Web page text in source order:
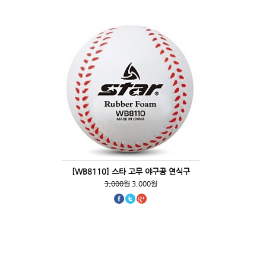
[WB8110] 스타 고무 야구공 연식구
3,000원3,000원